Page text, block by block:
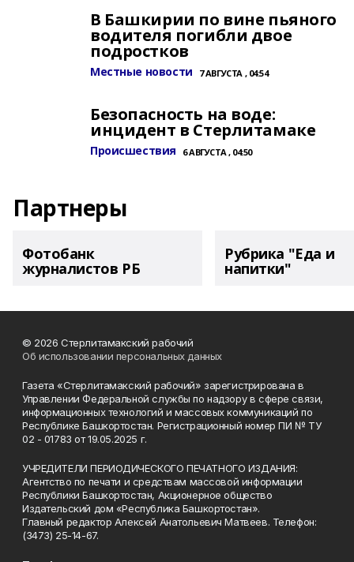
В Башкирии по вине пьяного
водителя погибли двое
подростков
Местные новости 7 АВГУСТА , 04:54
Безопасность на воде:
инцидент в Стерлитамаке
Происшествия 6 АВГУСТА , 04:50
Партнеры
Фотобанк
журналистов РБ
Рубрика "Еда и
напитки"
© 2026 Стерлитамакский рабочий
Об использовании персональных данных
Газета «Стерлитамакский рабочий» зарегистрирована в
Управлении Федеральной службы по надзору в сфере связи,
информационных технологий и массовых коммуникаций по
Республике Башкортостан. Регистрационный номер ПИ № ТУ
02 - 01783 от 19.05.2025 г.
УЧРЕДИТЕЛИ ПЕРИОДИЧЕСКОГО ПЕЧАТНОГО ИЗДАНИЯ:
Агентство по печати и средствам массовой информации
Республики Башкортостан, Акционерное общество
Издательский дом «Республика Башкортостан».
Главный редактор Алексей Анатольевич Матвеев. Телефон:
(3473) 25-14-67.